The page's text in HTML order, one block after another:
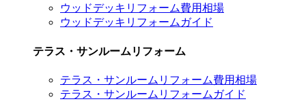
ウッドデッキリフォーム費用相場
ウッドデッキリフォームガイド
テラス・サンルームリフォーム
テラス・サンルームリフォーム費用相場
テラス・サンルームリフォームガイド